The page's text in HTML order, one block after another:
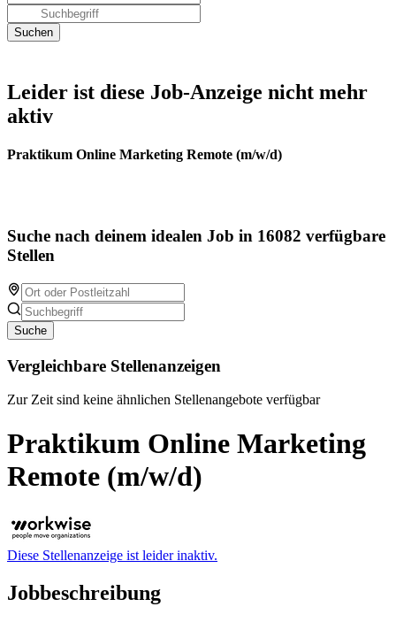
Leider ist diese Job-Anzeige nicht mehr
aktiv
Praktikum Online Marketing Remote (m/w/d)
Suche nach deinem idealen Job in 16082 verfügbare
Stellen
Suche
Vergleichbare Stellenanzeigen
Zur Zeit sind keine ähnlichen Stellenangebote verfügbar
Praktikum Online Marketing
Remote (m/w/d)
Diese Stellenanzeige ist leider inaktiv.
Jobbeschreibung